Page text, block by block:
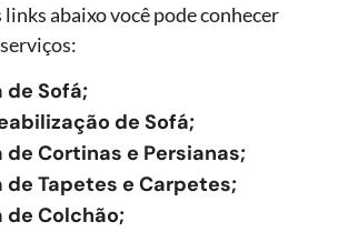
abaixo você pode conhecer
de Sofá;
de Sofá;
de Cortinas e Persianas;
de Tapetes e Carpetes;
de Colchão;